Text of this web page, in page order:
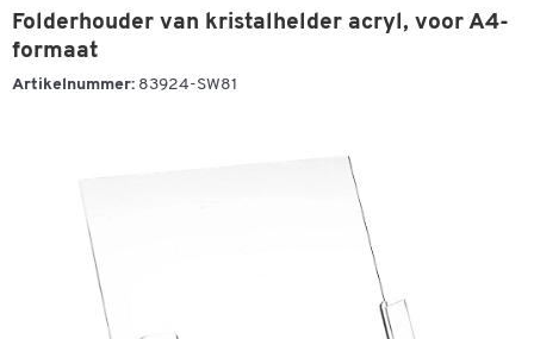
Folderhouder van kristalhelder acryl, voor A4-
formaat
Artikelnummer: 83924-SW81